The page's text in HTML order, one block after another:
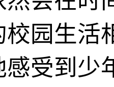
校园生活
感受到少